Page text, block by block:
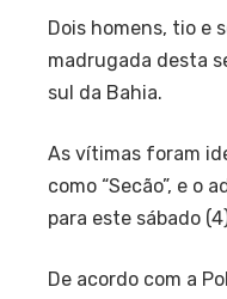
Dois homens, tio e
madrugada desta
sul da Bahia.
As vítimas foram
como “Secão”, e o
para este sábado
De acordo com a